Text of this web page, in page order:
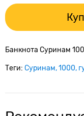
Банкнота Суринам
Теги: Суринам 1000